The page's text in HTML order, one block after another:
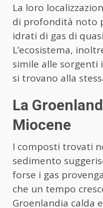
La loro
di profondità noto
idrati di gas di
L’ecosistema,
simile alle
si trovano alla
La
Miocene
I composti trovati
sedimento
forse i gas
che un tempo
Groenlandia calda